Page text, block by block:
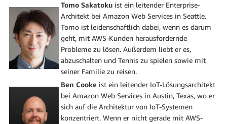
Tomo Sakatoku ist ein leitender Enterprise-
Architekt bei Amazon Web Services in Seattle.
Tomo ist leidenschaftlich dabei, wenn es darum
geht, mit AWS-Kunden herausfordernde
Probleme zu lösen. Außerdem liebt er es,
abzuschalten und Tennis zu spielen sowie mit
seiner Familie zu reisen.
Ben Cooke ist ein leitender IoT-Lösungsarchitekt
bei Amazon Web Services in Austin, Texas, wo er
sich auf die Architektur von IoT-Systemen
konzentriert. Wenn er nicht gerade mit AWS-